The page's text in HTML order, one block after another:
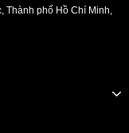
phố Hồ Chí Minh,